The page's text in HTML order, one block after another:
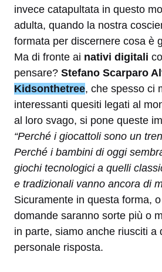
invece catapultata in questo
adulta, quando la nostra
formata per discernere cosa è
Ma di fronte ai nativi digitali
pensare? Stefano Scarparo
Kidsonthetree, che spesso ci
interessanti quesiti legati al
al loro svago, si pone queste
“Perché i giocattoli sono un
Perché i bambini di oggi
giochi tecnologici a quelli
e tradizionali vanno ancora di
Sicuramente in questa forma,
domande saranno sorte più o
in parte, siamo anche riusciti a
personale risposta.